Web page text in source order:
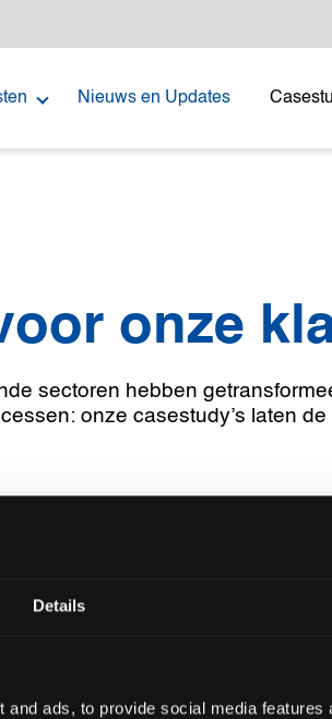
Details
ads, to provide social media features
Nieuws en Updates
onze
sectoren hebben
onze casestudy’s laten de